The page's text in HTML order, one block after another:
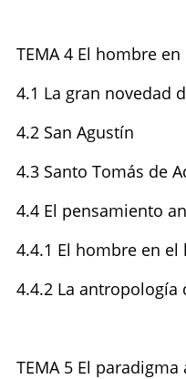
TEMA 4 El hombre
4.1 La gran novedad
4.2 San Agustín
4.3 Santo Tomás de
4.4 El pensamiento
4.4.1 El hombre en
4.4.2 La
TEMA 5 El